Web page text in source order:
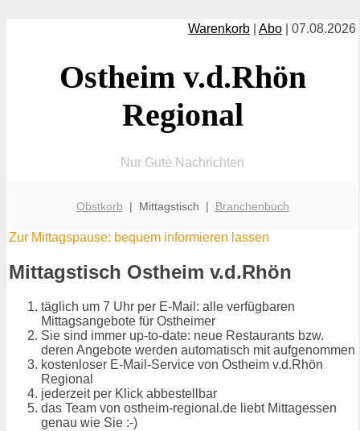
Warenkorb Abo | 07.08.2026
Ostheim v.d.Rhön
Regional
Nur Gute Nachrichten
Obstkorb | Mittagstisch | Branchenbuch
Zur Mittagspause: bequem informieren lassen
Mittagstisch Ostheim v.d.Rhön
täglich um 7 Uhr per E-Mail: alle verfügbaren
Mittagsangebote für Ostheimer
Sie sind immer up-to-date: neue Restaurants bzw.
deren Angebote werden automatisch mit aufgenommen
kostenloser E-Mail-Service von Ostheim v.d.Rhön
Regional
jederzeit per Klick abbestellbar
das Team von ostheim-regional.de liebt Mittagessen
genau wie Sie :-)